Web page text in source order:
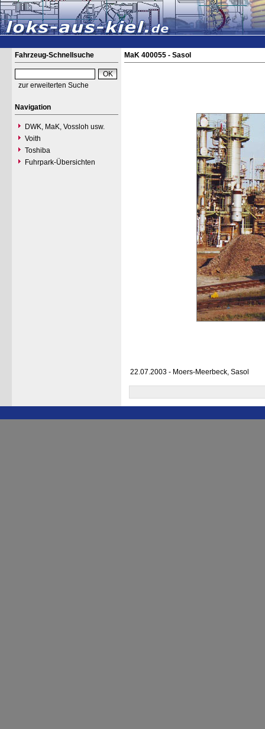
Fahrzeug-Schnellsuche
zur erweiterten Suche
Navigation
DWK, MaK, Vossloh usw.
Voith
Toshiba
Fuhrpark-Übersichten
MaK 400055 - Sasol
22.07.2003 - Moers-Meerbeck, Sasol